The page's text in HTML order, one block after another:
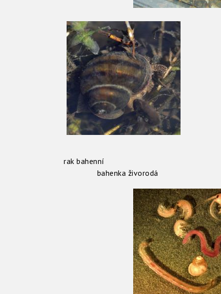
rak bahenní
bahenka živorodá